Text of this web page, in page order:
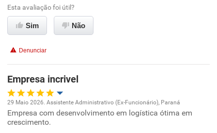
Conciliação com a vida familiar
Recomenda a diretoria
Esta avaliação foi útil?
Sim Não
Denunciar
Empresa incrivel
Oportunidade de promoção
29 Maio 2026. Assistente Administrativo (Ex-Funcionário), Paraná
Empresa com desenvolvimento em logística ótima em
crescimento.